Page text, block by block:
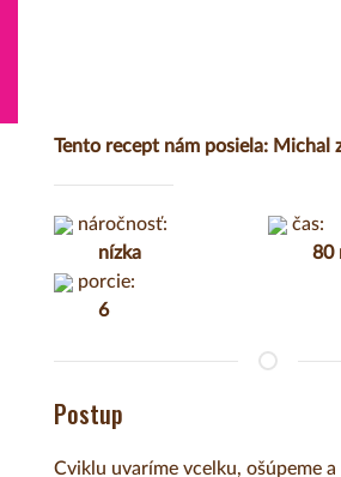
Tento recept nám posiela: Michal
náročnosť:
nízka
čas:
80
porcie:
6
Postup
Cviklu uvaríme vcelku, ošúpeme